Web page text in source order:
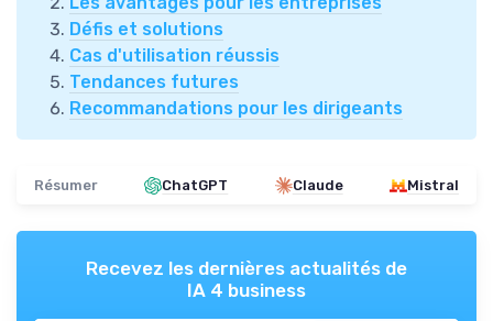
Défis et solutions
Cas d'utilisation réussis
Tendances futures
Recommandations pour les dirigeants
Résumer ChatGPT Claude Mistral
Recevez les dernières actualités de
IA 4 business